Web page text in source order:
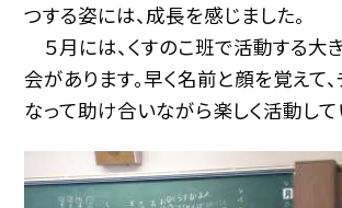
つする姿には、成長を感じました。
５月には、くすのこ班で活動する大
会があります。早く名前と顔を覚えて
なって助け合いながら楽しく活動して